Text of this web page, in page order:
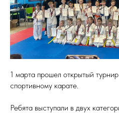
1 марта прошел открытый
спортивному карате.
Ребята выступали в двух